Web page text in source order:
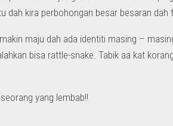
dah kira perbohongan besar besaran dah
maju dah ada identiti masing –
bisa rattle-snake. Tabik aa kat
yang lembab!!